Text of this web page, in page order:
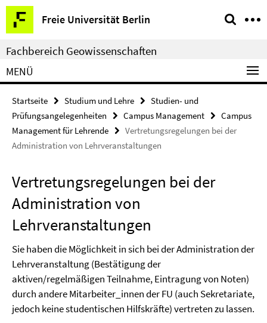
Springe
direkt
zu
Inhalt
Freie Universität Berlin
Service-
Navigation
Fachbereich Geowissenschaften
MENÜ
Startseite Studium und Lehre
Studien- und
Prüfungsangelegenheiten
Campus Management
Campus
Management für Lehrende
Vertretungsregelungen bei der
Administration von Lehrveranstaltungen
Vertretungsregelungen bei der
Administration von
Lehrveranstaltungen
Sie haben die Möglichkeit in sich bei der Administration der
Lehrveranstaltung (Bestätigung der
aktiven/regelmäßigen Teilnahme, Eintragung von Noten)
durch andere Mitarbeiter_innen der FU (auch Sekretariate,
jedoch keine studentischen Hilfskräfte) vertreten zu lassen.